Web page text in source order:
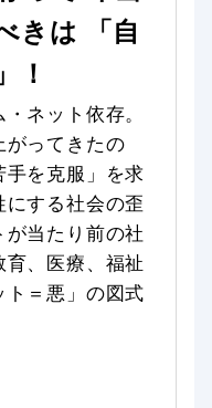
きは 「自
！
ネット依存。
がってきたの
を克服」を求
する社会の歪
当たり前の社
、医療、福祉
＝悪」の図式